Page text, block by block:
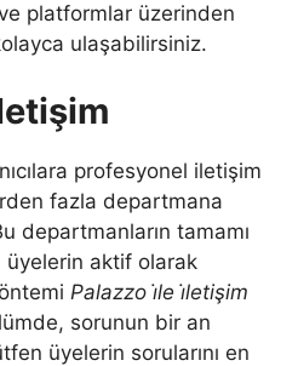
platformlar üzerinden
ulaşabilirsiniz.
profesyonel iletişim
fazla departmana
departmanların tamamı
üyelerin aktif olarak
Palazzo i̇le i̇letişim
sorunun bir an
üyelerin sorularını en